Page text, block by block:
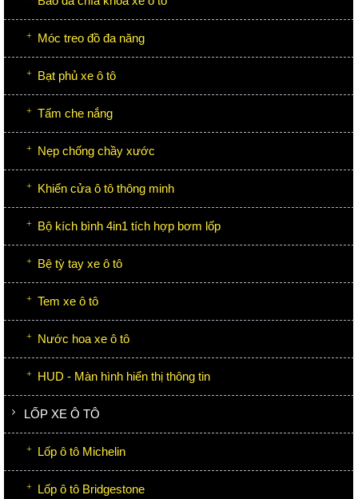
Móc treo đồ đa năng
Bạt phủ xe ô tô
Tấm che nắng
Nẹp chống chầy xước
Khiển cửa ô tô thông minh
Bộ kích bình 4in1 tích hợp bơm lốp
Bệ tỳ tay xe ô tô
Tem xe ô tô
Nước hoa xe ô tô
HUD - Màn hình hiển thị thông tin
LỐP XE Ô TÔ
Lốp ô tô Michelin
Lốp ô tô Bridgestone